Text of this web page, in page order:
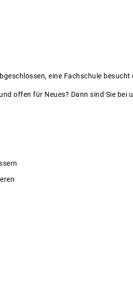
eine Fachschule
offen für Neues? Dann sind Sie bei